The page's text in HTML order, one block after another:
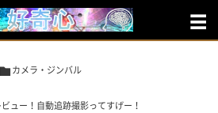
カメラ・ジンバル
ュー！自動追跡撮影ってすげー！